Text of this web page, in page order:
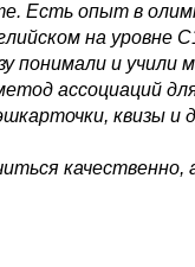
Есть опыт в
на уровне
понимали и учили
ассоциаций
квизы и
качественно,